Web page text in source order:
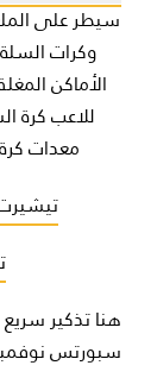
سيطر على
وكرات
الأماكن
للاعب كرة
معدات
هنا تذكير
سبورتس